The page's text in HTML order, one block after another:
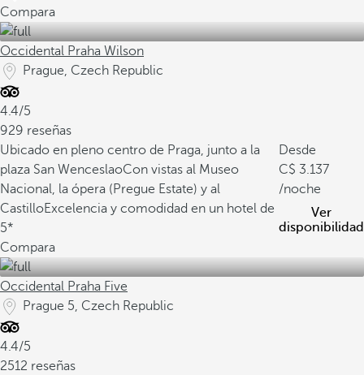
Compara
Occidental Praha Wilson
Prague, Czech Republic
4.4/5
929 reseñas
Ubicado en pleno centro de Praga, junto a la
plaza San WenceslaoCon vistas al Museo
Nacional, la ópera (Pregue Estate) y al
CastilloExcelencia y comodidad en un hotel de
5*
Desde
3.137
/noche
Ver
disponibilidad
Compara
Occidental Praha Five
Prague 5, Czech Republic
4.4/5
2512 reseñas